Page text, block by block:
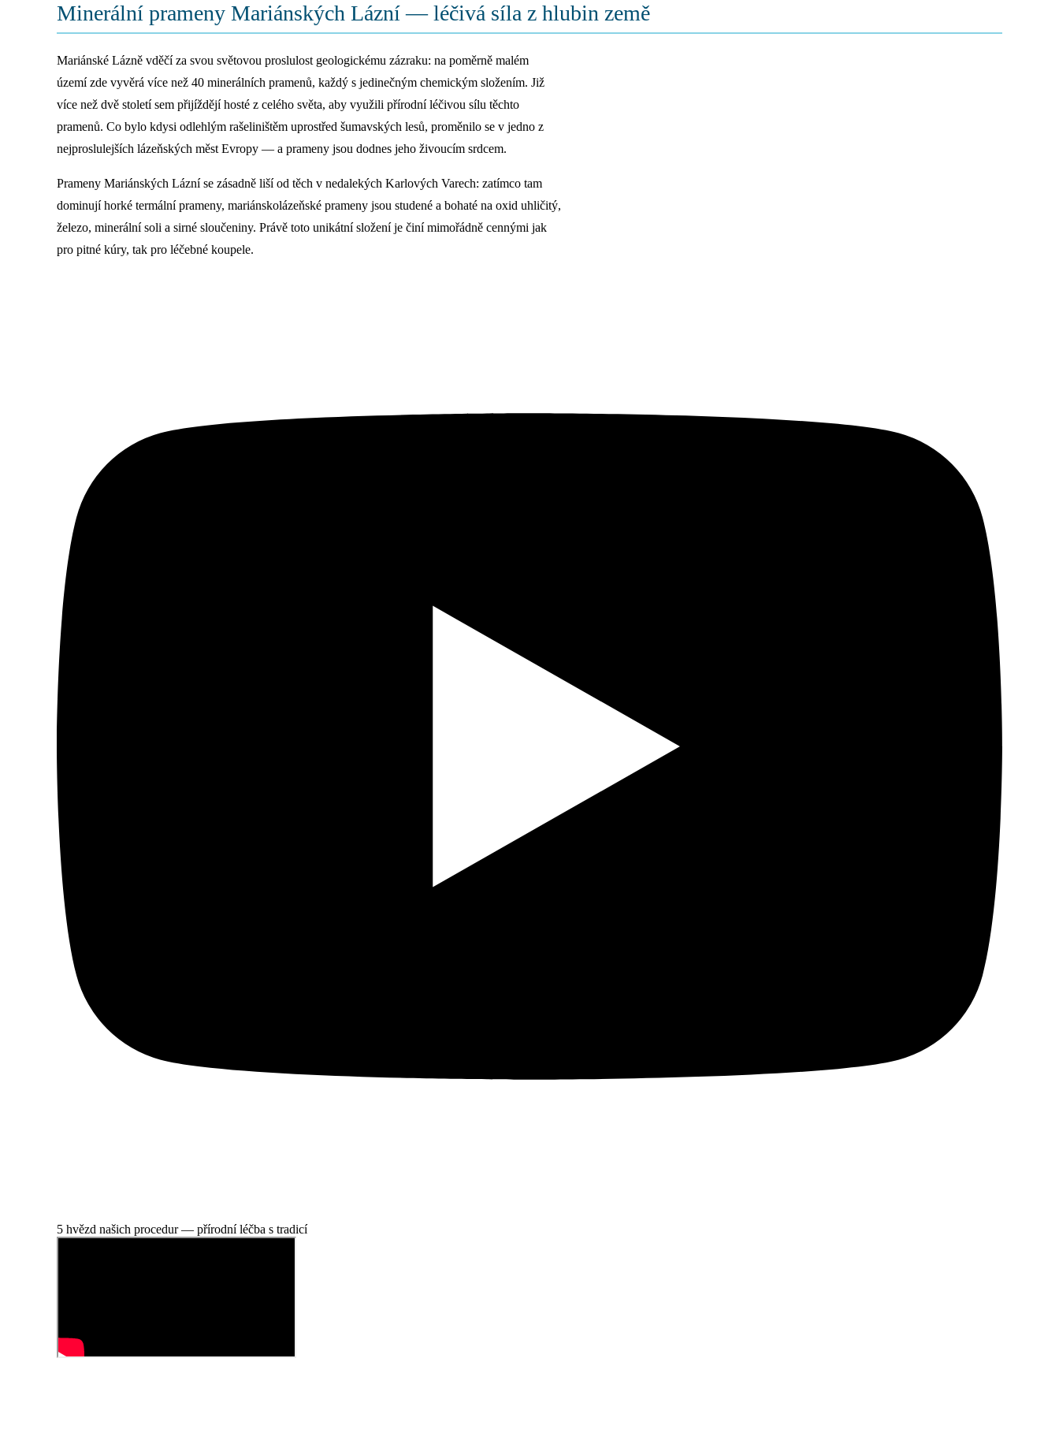
Minerální prameny Mariánských Lázní — léčivá síla z hlubin země
Mariánské Lázně vděčí za svou světovou proslulost geologickému zázraku: na poměrně malém
území zde vyvěrá více než 40 minerálních pramenů, každý s jedinečným chemickým složením. Již
více než dvě století sem přijíždějí hosté z celého světa, aby využili přírodní léčivou sílu těchto
pramenů. Co bylo kdysi odlehlým rašeliništěm uprostřed šumavských lesů, proměnilo se v jedno z
nejproslulejších lázeňských měst Evropy — a prameny jsou dodnes jeho živoucím srdcem.
Prameny Mariánských Lázní se zásadně liší od těch v nedalekých Karlových Varech: zatímco tam
dominují horké termální prameny, mariánskolázeňské prameny jsou studené a bohaté na oxid uhličitý,
železo, minerální soli a sirné sloučeniny. Právě toto unikátní složení je činí mimořádně cennými jak
pro pitné kúry, tak pro léčebné koupele.
5 hvězd našich procedur — přírodní léčba s tradicí